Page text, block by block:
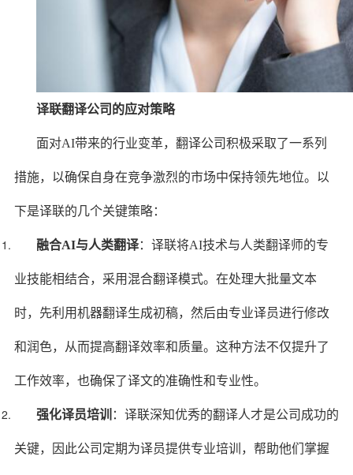
译联翻译公司的应对策略
面对AI带来的行业变革，翻译公司积极采取了一系列
措施，以确保自身在竞争激烈的市场中保持领先地位。以
下是译联的几个关键策略：
融合AI与人类翻译：译联将AI技术与人类翻译师的专
业技能相结合，采用混合翻译模式。在处理大批量文本
时，先利用机器翻译生成初稿，然后由专业译员进行修改
和润色，从而提高翻译效率和质量。这种方法不仅提升了
工作效率，也确保了译文的准确性和专业性。
强化译员培训 ：译联深知优秀的翻译人才是公司成功的
关键，因此公司定期为译员提供专业培训，帮助他们掌握